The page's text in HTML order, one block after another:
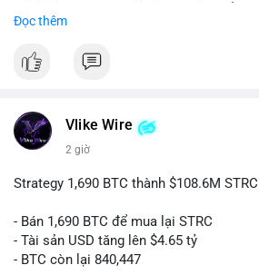
#binancesquare
#vlikevn #titanbot
Đọc thêm
Vlike Wire
2 giờ
Strategy 1,690 BTC thành $108.6M STRC
- Bán 1,690 BTC để mua lại STRC
- Tài sản USD tăng lên $4.65 tỷ
- BTC còn lại 840,447